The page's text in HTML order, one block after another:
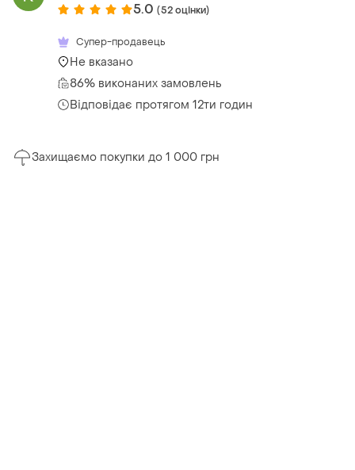
5.0 (52 оцінки)
Супер-продавець
Не вказано
86% виконаних замовлень
Відповідає протягом 12ти годин
Захищаємо покупки до 1 000 грн